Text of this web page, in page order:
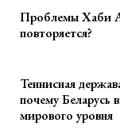
Проблемы Хаби
повторяется?
Теннисная
почему Беларусь
мирового уровня